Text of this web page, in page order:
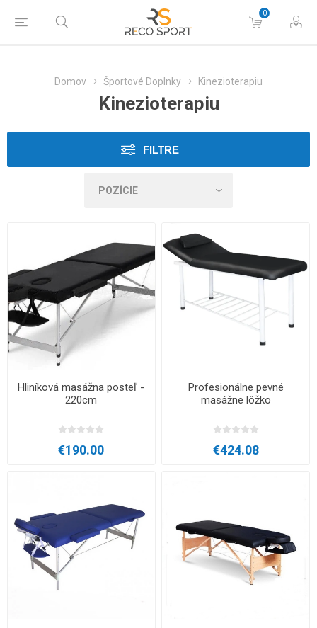
0
Domov Športové Doplnky Kinezioterapiu
Kinezioterapiu
FILTRE
Hliníková masážna posteľ -
220cm
€190.00
Profesionálne pevné
masážne lôžko
€424.08